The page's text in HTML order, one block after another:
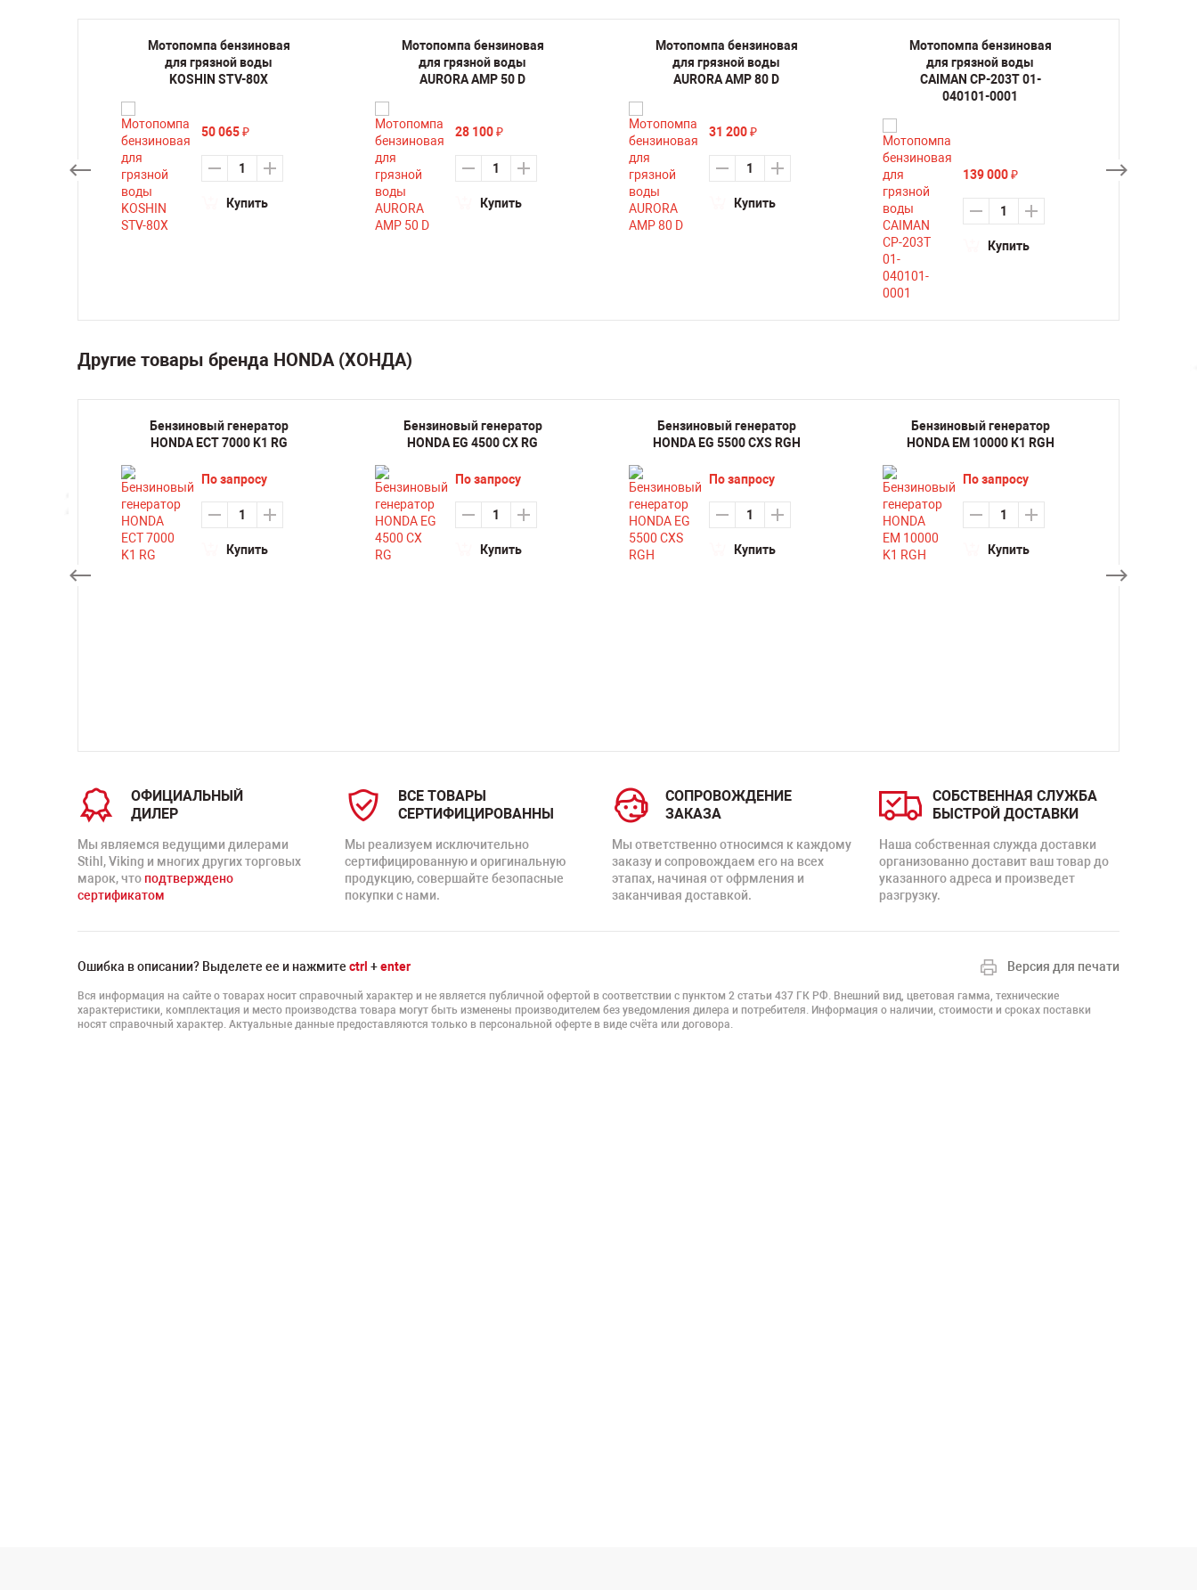
Мотопомпа бензиновая
для грязной воды
KOSHIN STV-80X
50 065 ₽
Купить
Мотопомпа бензиновая
для грязной воды
AURORA AMP 50 D
28 100 ₽
Купить
Мотопомпа бензиновая
для грязной воды
AURORA AMP 80 D
31 200 ₽
Купить
Мотопомпа бензиновая
для грязной воды
CAIMAN CP-203T 01-
040101-0001
139 000 ₽
Купить
Другие товары бренда HONDA (ХОНДА)
Бензиновый генератор
HONDA ECT 7000 K1 RG
По запросу
Купить
Бензиновый генератор
HONDA EG 4500 CX RG
По запросу
Купить
Бензиновый генератор
HONDA EG 5500 CXS RGH
По запросу
Купить
Бензиновый генератор
HONDA EM 10000 K1 RGH
По запросу
Купить
ОФИЦИАЛЬНЫЙ
ДИЛЕР
Мы являемся ведущими дилерами
Stihl, Viking и многих других торговых
марок, что подтверждено
сертификатом
ВСЕ ТОВАРЫ
СЕРТИФИЦИРОВАННЫ
Мы реализуем исключительно
сертифицированную и оригинальную
продукцию, совершайте безопасные
покупки с нами.
СОПРОВОЖДЕНИЕ
ЗАКАЗА
Мы ответственно относимся к каждому
заказу и сопровождаем его на всех
этапах, начиная от офрмления и
заканчивая доставкой.
СОБСТВЕННАЯ СЛУЖБА
БЫСТРОЙ ДОСТАВКИ
Наша собственная служда доставки
организованно доставит ваш товар до
указанного адреса и произведет
разгрузку.
Ошибка в описании? Выделете ее и нажмите ctrl +enter Версия для печати
Вся информация на сайте о товарах носит справочный характер и не является публичной офертой в соответствии с пунктом 2 статьи 437 ГК РФ. Внешний вид, цветовая гамма, технические
характеристики, комплектация и место производства товара могут быть изменены производителем без уведомления дилера и потребителя. Информация о наличии, стоимости и сроках поставки
носят справочный характер. Актуальные данные предоставляются только в персональной оферте в виде счёта или договора.